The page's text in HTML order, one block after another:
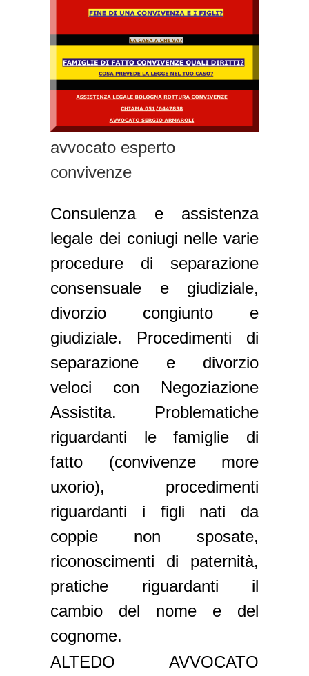
avvocato esperto
convivenze
Consulenza e assistenza
legale dei coniugi nelle varie
procedure di separazione
consensuale e giudiziale,
divorzio congiunto e
giudiziale. Procedimenti di
separazione e divorzio
veloci con Negoziazione
Assistita. Problematiche
riguardanti le famiglie di
fatto (convivenze more
uxorio), procedimenti
riguardanti i figli nati da
coppie non sposate,
riconoscimenti di paternità,
pratiche riguardanti il
cambio del nome e del
cognome.
ALTEDO AVVOCATO